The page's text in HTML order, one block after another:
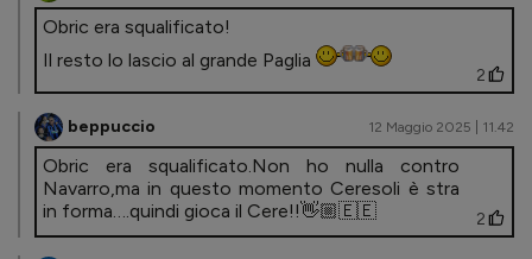
Obric era squalificato!
Il resto lo lascio al grande Paglia
2
beppuccio 12 Maggio 2025 | 11.42
Obric era squalificato.Non ho nulla contro
Navarro,ma in questo momento Ceresoli è stra
in forma….quindi gioca il Cere!!👋🏼🇪🇪
2